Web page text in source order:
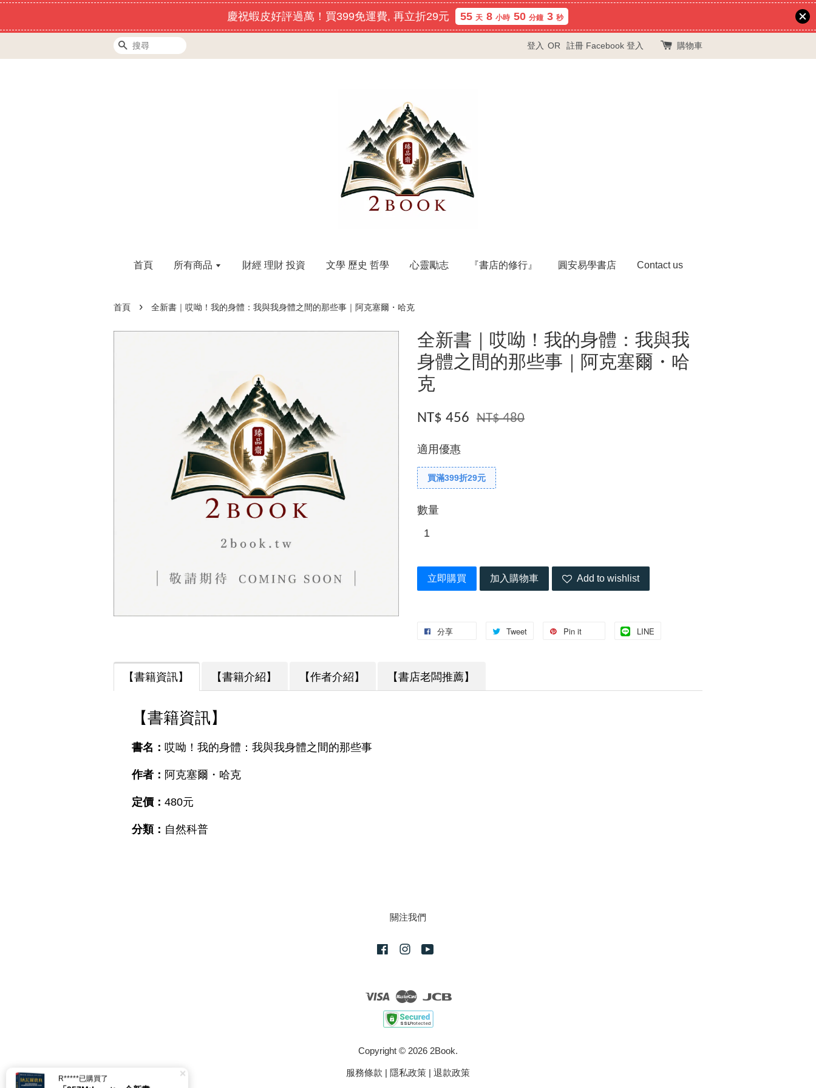
慶祝蝦皮好評過萬！買399免運費, 再立折29元 55 天 8 小時 50 分鐘 3 秒
搜尋 登入 OR 註冊 Facebook 登入 購物車
首頁 所有商品 財經 理財 投資 文學 歷史 哲學 心靈勵志 『書店的修行』 圓安易學書店 Contact us
首頁 › 全新書｜哎呦！我的身體：我與我身體之間的那些事｜阿克塞爾・哈克
全新書｜哎呦！我的身體：我與我
身體之間的那些事｜阿克塞爾・哈
克
NT$ 456 NT$ 480
適用優惠
買滿399折29元
數量
立即購買 加入購物車 Add to wishlist
分享 Tweet Pin it LINE
【書籍資訊】 【書籍介紹】 【作者介紹】 【書店老闆推薦】
【書籍資訊】
書名： 哎呦！我的身體：我與我身體之間的那些事
作者： 阿克塞爾・哈克
定價： 480元
分類： 自然科普
關注我們
FacebookInstagram
Visa Master
Copyright © 2026 2Book.
服務條款 | 隱私政策 | 退款政策